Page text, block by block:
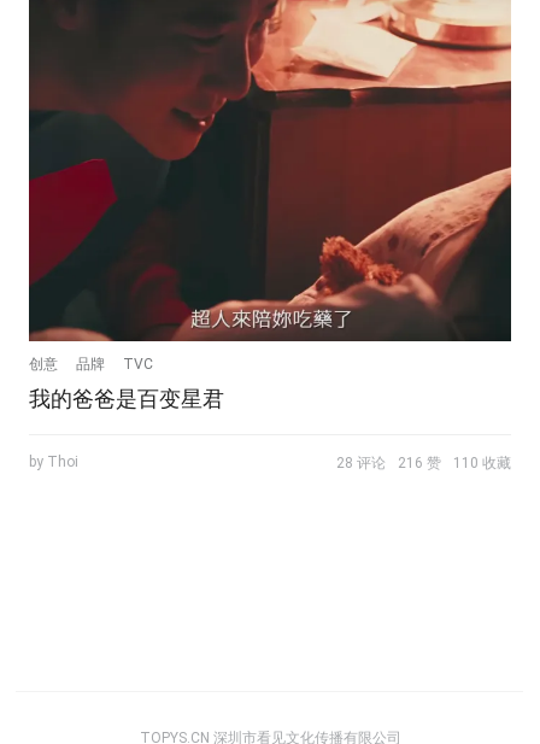
创意 品牌 TVC
我的爸爸是百变星君
by Thoi 28 评论 216 赞 110 收藏
TOPYS.CN 深圳市看见文化传播有限公司